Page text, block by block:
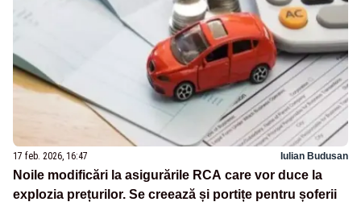
17 feb. 2026, 16:47 Iulian Budusan
Noile modificări la asigurările RCA care vor duce la
explozia prețurilor. Se creează și portițe pentru șoferii